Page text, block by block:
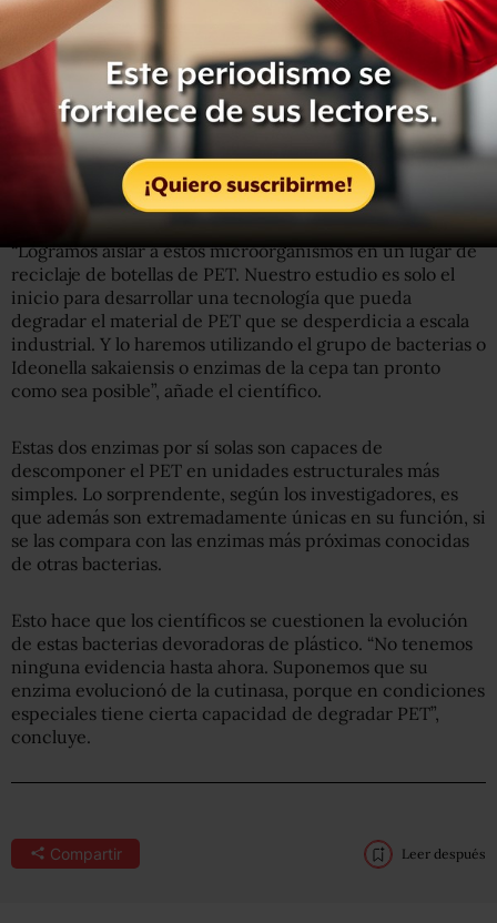
“Logramos aislar a estos microorganismos en un lugar de
reciclaje de botellas de PET. Nuestro estudio es solo el
inicio para desarrollar una tecnología que pueda
degradar el material de PET que se desperdicia a escala
industrial. Y lo haremos utilizando el grupo de bacterias o
Ideonella sakaiensis o enzimas de la cepa tan pronto
como sea posible”, añade el científico.
Estas dos enzimas por sí solas son capaces de
descomponer el PET en unidades estructurales más
simples. Lo sorprendente, según los investigadores, es
que además son extremadamente únicas en su función, si
se las compara con las enzimas más próximas conocidas
de otras bacterias.
Esto hace que los científicos se cuestionen la evolución
de estas bacterias devoradoras de plástico. “No tenemos
ninguna evidencia hasta ahora. Suponemos que su
enzima evolucionó de la cutinasa, porque en condiciones
especiales tiene cierta capacidad de degradar PET”,
concluye.
Compartir Leer después